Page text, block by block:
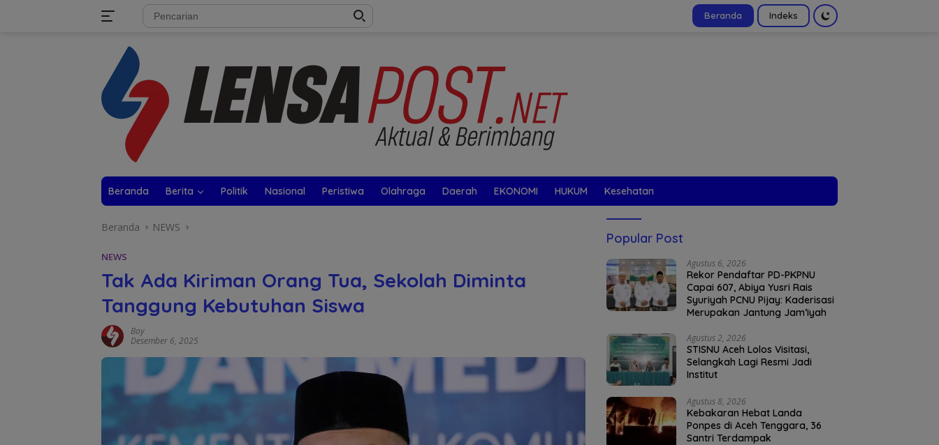
Beranda Indeks
Beranda Berita Politik Nasional Peristiwa Olahraga Daerah EKONOMI HUKUM Kesehatan
Beranda NEWS
NEWS
Tak Ada Kiriman Orang Tua, Sekolah Diminta
Tanggung Kebutuhan Siswa
Boy
Desember 6, 2025
Popular Post
Agustus 6, 2026
Rekor Pendaftar PD-PKPNU
Capai 607, Abiya Yusri Rais
Syuriyah PCNU Pijay: Kaderisasi
Merupakan Jantung Jam’iyah
Agustus 2, 2026
STISNU Aceh Lolos Visitasi,
Selangkah Lagi Resmi Jadi
Institut
Agustus 8, 2026
Kebakaran Hebat Landa
Ponpes di Aceh Tenggara, 36
Santri Terdampak